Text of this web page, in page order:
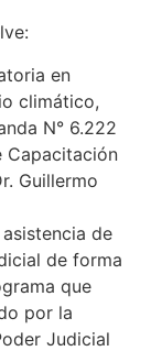
en
climático,
N° 6.222
Capacitación
Guillermo
de
de forma
que
por la
Judicial